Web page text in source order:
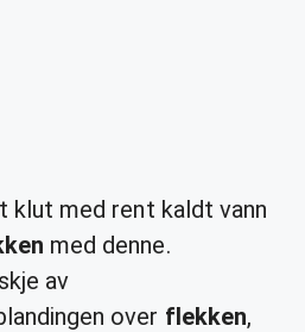
klut med rent kaldt vann
med denne.
av
over flekken,